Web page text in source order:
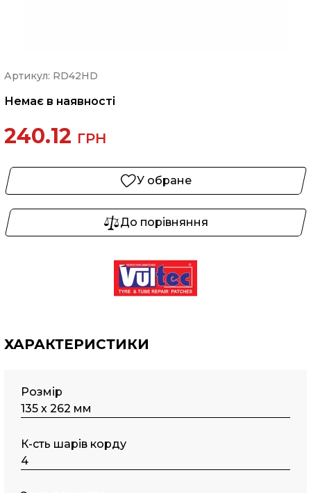
Артикул: RD42HD
Немає в наявності
240.12 ГРН
У обране
До порівняння
ХАРАКТЕРИСТИКИ
Розмір
135 х 262 мм
К-сть шарів корду
4